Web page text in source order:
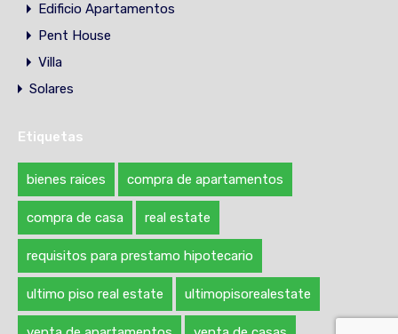
Edificio Apartamentos
Pent House
Villa
Solares
Etiquetas
bienes raices compra de apartamentos
compra de casa real estate
requisitos para prestamo hipotecario
ultimo piso real estate ultimopisorealestate